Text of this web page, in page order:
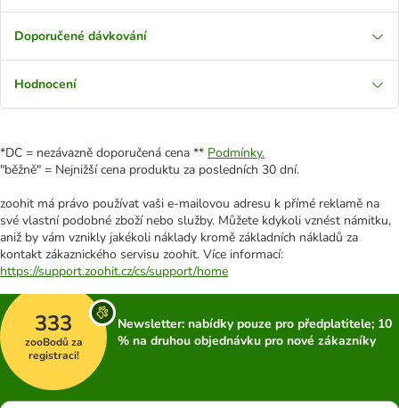
Doporučené dávkování
Hodnocení
*DC = nezávazně doporučená cena ** Podmínky.
"běžně" = Nejnižší cena produktu za posledních 30 dní.
zoohit má právo používat vaši e-mailovou adresu k přímé reklamě na
své vlastní podobné zboží nebo služby. Můžete kdykoli vznést námitku,
aniž by vám vznikly jakékoli náklady kromě základních nákladů za
kontakt zákaznického servisu zoohit. Více informací:
https://support.zoohit.cz/cs/support/home
333
zooBodů za
registraci!
Newsletter: nabídky pouze pro předplatitele; 10
% na druhou objednávku pro nové zákazníky